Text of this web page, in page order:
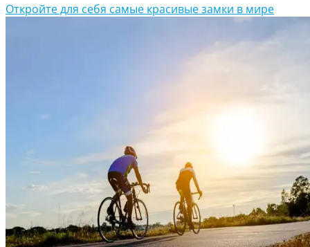
Откройте для себя самые красивые замки в мире